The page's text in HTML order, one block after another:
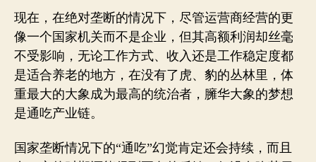
现在，在绝对垄断的情况下，尽管运营商经营的更
像一个国家机关而不是企业，但其高额利润却丝毫
不受影响，无论工作方式、收入还是工作稳定度都
是适合养老的地方，在没有了虎、豹的丛林里，体
重最大的大象成为最高的统治者，臃华大象的梦想
是通吃产业链。
国家垄断情况下的“通吃”幻觉肯定还会持续，而且